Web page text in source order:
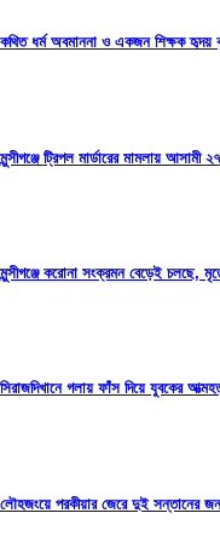
কথিত ধর্ম অবমাননা ও একজন শিক্ষক হৃদয়
মুন্সীগঞ্জে ট্রিপল মার্ডারের মামলায়
মুন্সীগঞ্জে করোনা সংক্রমন বেড়েই চলছে,
সিরাজদিখানে গলায় ফাঁস দিয়ে যুবকের
লৌহজংয়ে পরকীয়ার জেরে দুই সন্তানের